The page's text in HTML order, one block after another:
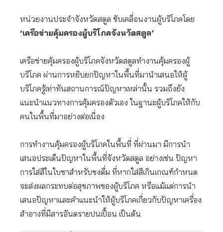
หน่วยงานประจำจังหวัดสตูล ขับเคลื่อนงานผู้บริโภคโดย
‘เครือข่ายคุ้มครองผู้บริโภคจังหวัดสตูล’
เครือข่ายคุ้มครองผู้บริโภคจังหวัดสตูลทำงานคุ้มครองผู้
บริโภค ผ่านการหยิบยกปัญหาในพื้นที่มานำเสนอให้ผู้
บริโภครู้เท่าทันสถานการณ์ปัญหาเหล่านั้น รวมถึงยัง
แนะนำแนวทางการคุ้มครองตัวเอง ในฐานะผู้บริโภคให้กับ
คนในพื้นที่มาอย่างต่อเนื่อง
การทำงานคุ้มครองผู้บริโภคในพื้นที่ ที่ผ่านมา มีการนำ
เสนอประเด็นปัญหาในพื้นที่จังหวัดสตูล อย่างเช่น ปัญหา
การใส่สีในใบชาสำหรับชงดื่ม ที่หากใส่สีเกินเกณฑ์กำหนด
จะส่งผลกระทบต่อสุขภาพของผู้บริโภค หรือแม้แต่การนำ
เสนอปัญหาและคำแนะนำให้ผู้บริโภคเกี่ยวกับปัญหาเครื่อง
สำอางที่มีสารอันตรายปนเปื้อน เป็นต้น